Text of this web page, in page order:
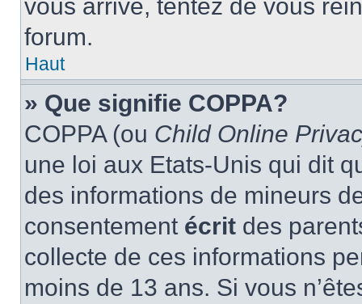
vous arrive, tentez de vous
forum.
Haut
» Que signifie COPPA?
COPPA (ou Child Online
une loi aux Etats-Unis qui dit
des informations de mineurs
consentement écrit des
collecte de ces informations
moins de 13 ans. Si vous